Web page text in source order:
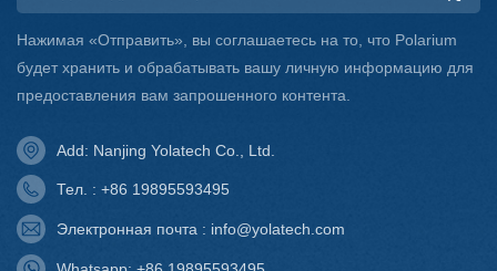
Нажимая «Отправить», вы соглашаетесь на то, что Polarium
будет хранить и обрабатывать вашу личную информацию для
предоставления вам запрошенного контента.
Add: Nanjing Yolatech Co., Ltd.
Тел. : +86 19895593495
Электронная почта : info@yolatech.com